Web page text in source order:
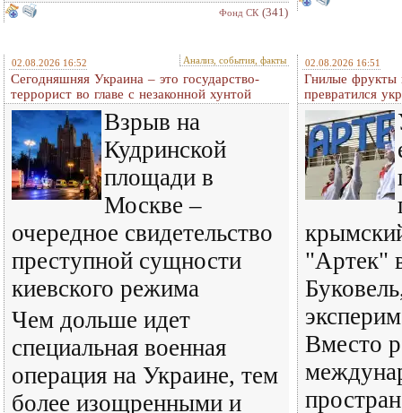
Фонд СК (341)
02.08.2026 16:52 Анализ, события, факты
Сегодняшняя Украина – это государство-
террорист во главе с незаконной хунтой
Взрыв на
Кудринской
площади в
Москве –
очередное свидетельство
преступной сущности
киевского режима
Чем дольше идет
специальная военная
операция на Украине, тем
более изощренными и
02.08.2026 16:51
Гнилые фрукты
превратился
"Артек"
Вместо